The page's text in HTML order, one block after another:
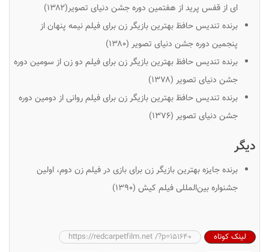
ای از قفس پرید از هفتمین دوره جشن دنیای تصویر(۱۳۸۲)
برنده تندیس حافظ بهترین بازیگر زن برای فیلم نیمه پنهان از
پنجمین دوره جشن دنیای تصویر (۱۳۸۰)
برنده تندیس حافظ بهترین بازیگر زن برای فیلم دو زن از سومین دوره
جشن دنیای تصویر (۱۳۷۸)
برنده تندیس حافظ بهترین بازیگر زن برای فیلم روانی از دومین دوره
جشن دنیای تصویر (۱۳۷۶)
دیگر
برنده جایزه بهترین بازیگر زن برای بازی در فیلمزن دوم، اولین
جشنواره بین‌المللی فیلم کیش (۱۳۹۰)
لینک کوتاه
https://redcarpetfilm.net /?p=151640